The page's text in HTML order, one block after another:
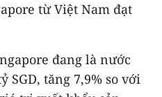
từ Việt Nam đạt
đang là nước
SGD, tăng 7,9% so với